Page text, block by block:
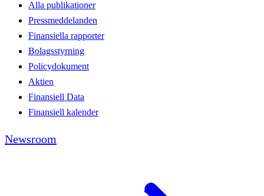
Alla publikationer
Pressmeddelanden
Finansiella rapporter
Bolagsstyrning
Policydokument
Aktien
Finansiell Data
Finansiell kalender
Newsroom